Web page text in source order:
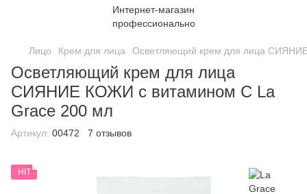
Лицо Крем для лица Осветляющий крем для лица
Осветляющий крем для лица
СИЯНИЕ КОЖИ с витамином C La
Grace 200 мл
Артикул: 00472 7 отзывов
HIT